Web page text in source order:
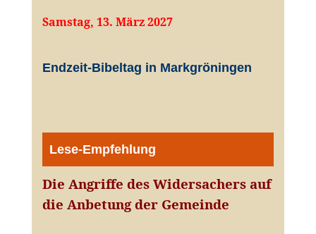
Samstag, 13. März 2027
Endzeit-Bibeltag in Markgröningen
Lese-Empfehlung
Die Angriffe des Widersachers auf
die Anbetung der Gemeinde